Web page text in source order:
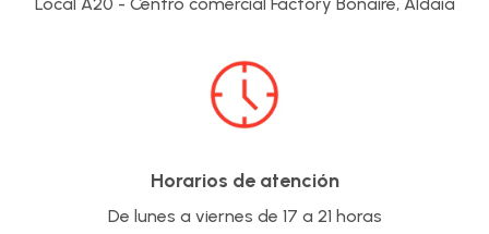
Local A20 - Centro comercial Factory Bonaire, Aldaia
Horarios de atención
De lunes a viernes de 17 a 21 horas